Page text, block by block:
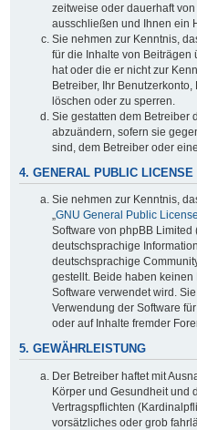
zeitweise oder dauerhaft
ausschließen und Ihnen ein
Sie nehmen zur Kenntnis,
für die Inhalte von Beiträgen
hat oder die er nicht zur
Betreiber, Ihr
löschen oder zu sperren.
Sie gestatten dem Betreiber
abzuändern, sofern sie
sind, dem Betreiber oder
4. GENERAL PUBLIC LICENSE
Sie nehmen zur Kenntnis,
„GNU General Public
Software von phpBB
deutschsprachige
deutschsprachige
gestellt. Beide haben keinen
Software verwendet wird.
Verwendung der Software
oder auf Inhalte fremder
5. GEWÄHRLEISTUNG
Der Betreiber haftet mit
Körper und Gesundheit und
Vertragspflichten
vorsätzliches oder grob